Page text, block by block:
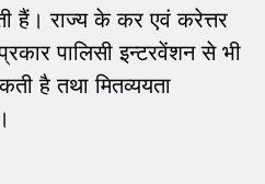
हैं। राज्य के कर एवं करेत्तर
पालिसी इन्टरवेंशन से भी
है तथा मितव्ययता